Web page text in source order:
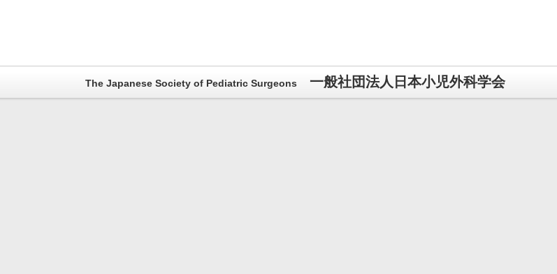
The Japanese Society of Pediatric Surgeons 一般社団法人日本小児外科学会